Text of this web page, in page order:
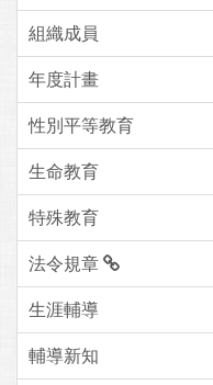
組織成員
年度計畫
性別平等教育
生命教育
特殊教育
法令規章
生涯輔導
輔導新知